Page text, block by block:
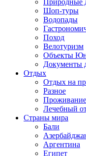
Природные
Шоп-туры
Водопады
Поход
Велотуризм
Объекты
Документы
Отдых
Отдых на
Разное
Лечебный
Страны мира
Бали
Аргентина
Египет